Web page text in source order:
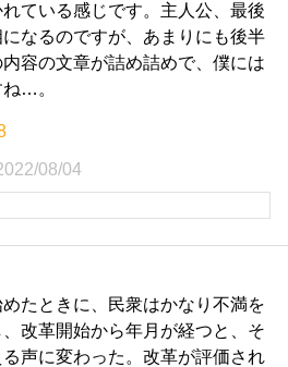
ている感じです。主人公、最後
なるのですが、あまりにも後半
容の文章が詰め詰めで、僕には
…。
08/04
たときに、民衆はかなり不満を
改革開始から年月が経つと、そ
声に変わった。改革が評価され